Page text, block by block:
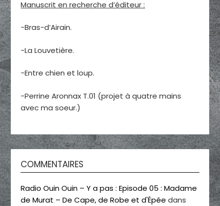
Manuscrit en recherche d’éditeur :
-Bras-d’Airain.
-La Louvetière.
-Entre chien et loup.
-Perrine Aronnax T.01 (projet à quatre mains
avec ma soeur.)
COMMENTAIRES
Radio Ouin Ouin – Y a pas : Episode 05 : Madame
de Murat – De Cape, de Robe et d'Épée dans